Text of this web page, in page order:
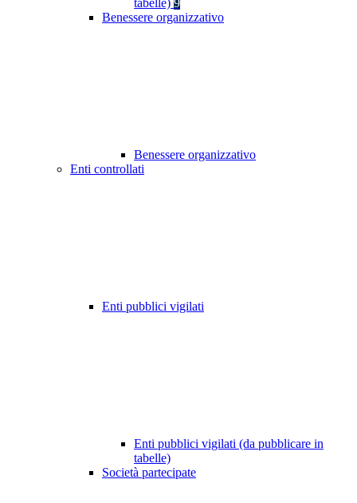
tabelle) 9
Benessere organizzativo
Benessere organizzativo
Enti controllati
Enti pubblici vigilati
Enti pubblici vigilati (da pubblicare in
tabelle)
Società partecipate